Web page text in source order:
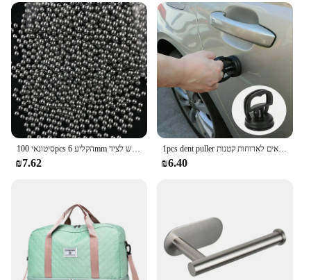
₪7.62
1pcs dent puller למשוך ראש לוח מסיר כלי 2 אינץ 'מכונת תיקון מכונת סקר מכונת שאיבה מתאים לארוחות קטנות
₪6.40